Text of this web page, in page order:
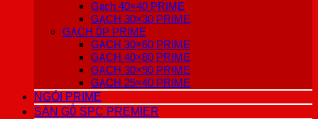
Gạch 40×40 PRIME
GẠCH 30×30 PRIME
GẠCH ỐP PRIME
GẠCH 30×60 PRIME
GẠCH 40×80 PRIME
GẠCH 30×90 PRIME
GẠCH 25×40 PRIME
NGÓI PRIME
SÀN GỖ SPC PREMIER